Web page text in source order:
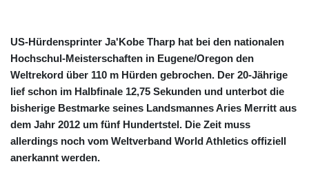
US-Hürdensprinter Ja'Kobe Tharp hat bei den nationalen
Hochschul-Meisterschaften in Eugene/Oregon den
Weltrekord über 110 m Hürden gebrochen. Der 20-Jährige
lief schon im Halbfinale 12,75 Sekunden und unterbot die
bisherige Bestmarke seines Landsmannes Aries Merritt aus
dem Jahr 2012 um fünf Hundertstel. Die Zeit muss
allerdings noch vom Weltverband World Athletics offiziell
anerkannt werden.